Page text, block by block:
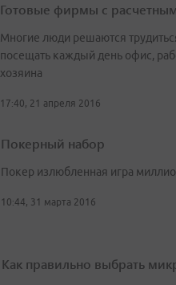
Готовые фирмы с
Многие люди решаются
посещать каждый день офис,
хозяина
17:40, 21 апреля 2016
Покерный набор
Покер излюбленная игра
10:44, 31 марта 2016
Как правильно выбрать